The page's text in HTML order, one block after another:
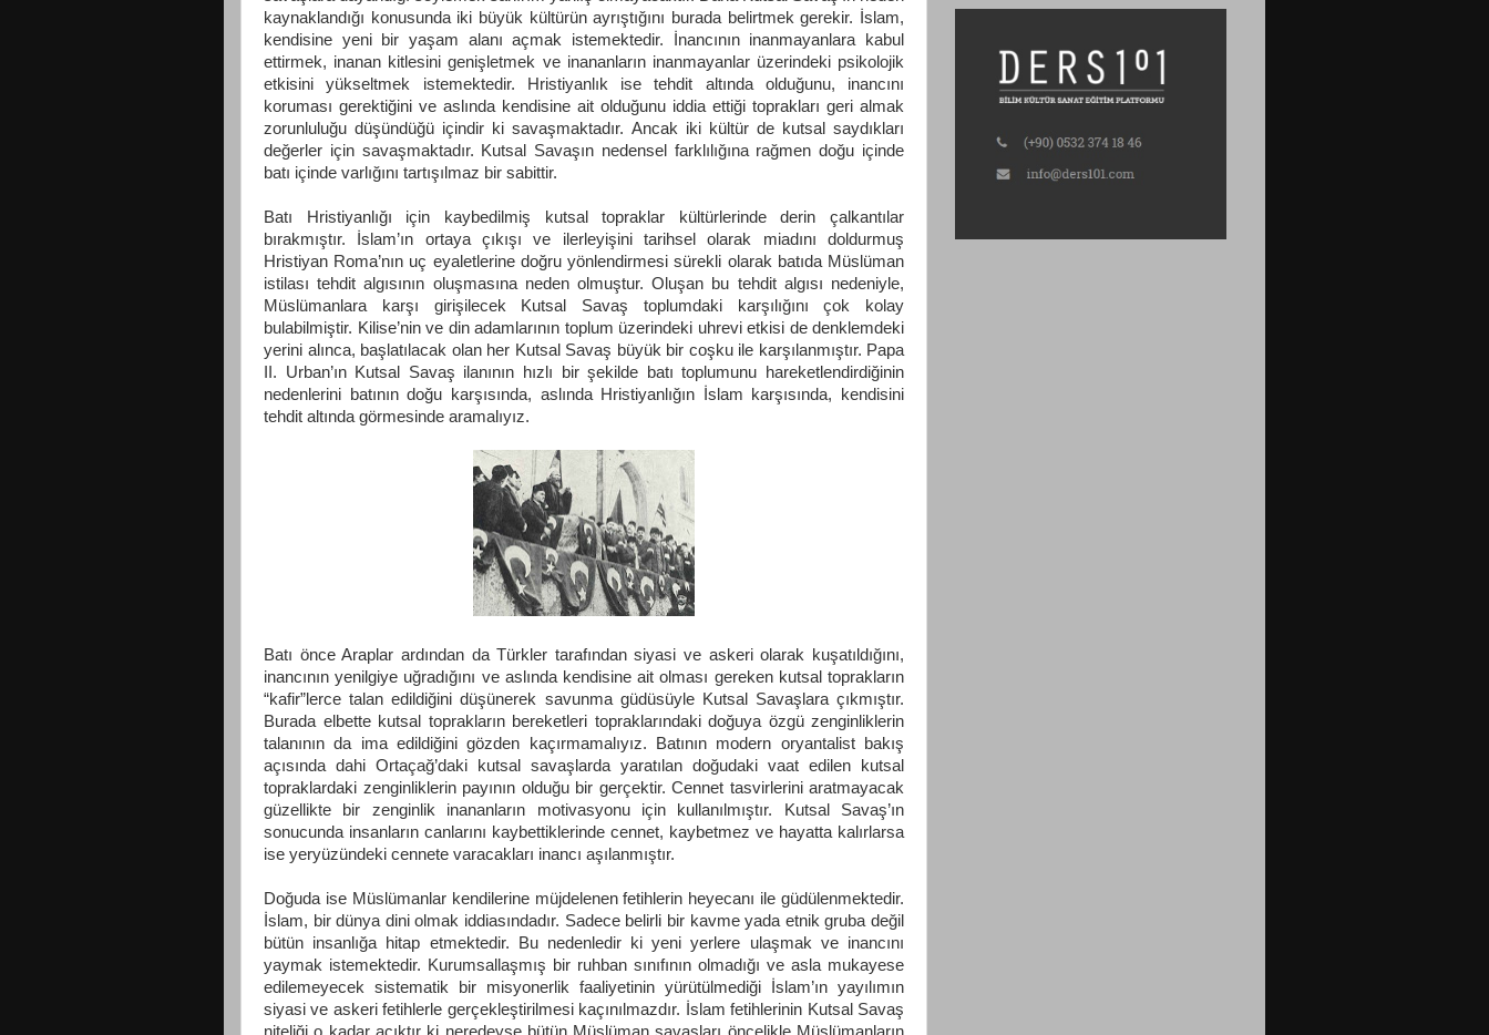
kaynaklandığı konusunda iki büyük kültürün ayrıştığını burada belirtmek gerekir. İslam,
kendisine yeni bir yaşam alanı açmak istemektedir. İnancının inanmayanlara kabul
ettirmek, inanan kitlesini genişletmek ve inananların inanmayanlar üzerindeki psikolojik
etkisini yükseltmek istemektedir. Hristiyanlık ise tehdit altında olduğunu, inancını
koruması gerektiğini ve aslında kendisine ait olduğunu iddia ettiği toprakları geri almak
zorunluluğu düşündüğü içindir ki savaşmaktadır. Ancak iki kültür de kutsal saydıkları
değerler için savaşmaktadır. Kutsal Savaşın nedensel farklılığına rağmen doğu içinde
batı içinde varlığını tartışılmaz bir sabittir.
Batı Hristiyanlığı için kaybedilmiş kutsal topraklar kültürlerinde derin çalkantılar
bırakmıştır. İslam’ın ortaya çıkışı ve ilerleyişini tarihsel olarak miadını doldurmuş
Hristiyan Roma’nın uç eyaletlerine doğru yönlendirmesi sürekli olarak batıda Müslüman
istilası tehdit algısının oluşmasına neden olmuştur. Oluşan bu tehdit algısı nedeniyle,
Müslümanlara karşı girişilecek Kutsal Savaş toplumdaki karşılığını çok kolay
bulabilmiştir. Kilise’nin ve din adamlarının toplum üzerindeki uhrevi etkisi de denklemdeki
yerini alınca, başlatılacak olan her Kutsal Savaş büyük bir coşku ile karşılanmıştır. Papa
II. Urban’ın Kutsal Savaş ilanının hızlı bir şekilde batı toplumunu hareketlendirdiğinin
nedenlerini batının doğu karşısında, aslında Hristiyanlığın İslam karşısında, kendisini
tehdit altında görmesinde aramalıyız.
Batı önce Araplar ardından da Türkler tarafından siyasi ve askeri olarak kuşatıldığını,
inancının yenilgiye uğradığını ve aslında kendisine ait olması gereken kutsal toprakların
“kafir”lerce talan edildiğini düşünerek savunma güdüsüyle Kutsal Savaşlara çıkmıştır.
Burada elbette kutsal toprakların bereketleri topraklarındaki doğuya özgü zenginliklerin
talanının da ima edildiğini gözden kaçırmamalıyız. Batının modern oryantalist bakış
açısında dahi Ortaçağ’daki kutsal savaşlarda yaratılan doğudaki vaat edilen kutsal
topraklardaki zenginliklerin payının olduğu bir gerçektir. Cennet tasvirlerini aratmayacak
güzellikte bir zenginlik inananların motivasyonu için kullanılmıştır. Kutsal Savaş’ın
sonucunda insanların canlarını kaybettiklerinde cennet, kaybetmez ve hayatta kalırlarsa
ise yeryüzündeki cennete varacakları inancı aşılanmıştır.
Doğuda ise Müslümanlar kendilerine müjdelenen fetihlerin heyecanı ile güdülenmektedir.
İslam, bir dünya dini olmak iddiasındadır. Sadece belirli bir kavme yada etnik gruba değil
bütün insanlığa hitap etmektedir. Bu nedenledir ki yeni yerlere ulaşmak ve inancını
yaymak istemektedir. Kurumsallaşmış bir ruhban sınıfının olmadığı ve asla mukayese
edilemeyecek sistematik bir misyonerlik faaliyetinin yürütülmediği İslam’ın yayılımın
siyasi ve askeri fetihlerle gerçekleştirilmesi kaçınılmazdır. İslam fetihlerinin Kutsal Savaş